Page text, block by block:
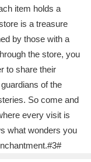
item holds a
is a treasure
by those with a
the store, you
to share their
of the
So come and
every visit is
what wonders you